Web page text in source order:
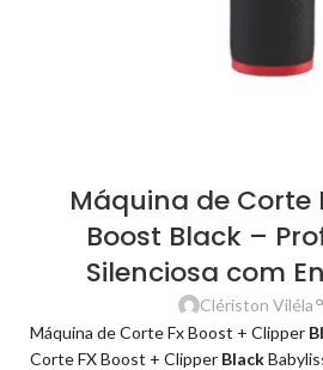
Máquina de Corte
Boost Black –
Silenciosa com
Clériston Viléla
Máquina de Corte Fx Boost + Clipper
Corte FX Boost + Clipper Black